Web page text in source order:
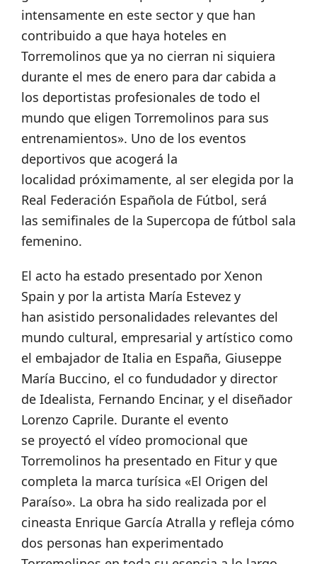
intensamente en este sector y que han
contribuido a que haya hoteles en
Torremolinos que ya no cierran ni siquiera
durante el mes de enero para dar cabida a
los deportistas profesionales de todo el
mundo que eligen Torremolinos para sus
entrenamientos». Uno de los eventos
deportivos que acogerá la
localidad próximamente, al ser elegida por la
Real Federación Española de Fútbol, será
las semifinales de la Supercopa de fútbol sala
femenino.
El acto ha estado presentado por Xenon
Spain y por la artista María Estevez y
han asistido personalidades relevantes del
mundo cultural, empresarial y artístico como
el embajador de Italia en España, Giuseppe
María Buccino, el co fundudador y director
de Idealista, Fernando Encinar, y el diseñador
Lorenzo Caprile. Durante el evento
se proyectó el vídeo promocional que
Torremolinos ha presentado en Fitur y que
completa la marca turísica «El Origen del
Paraíso». La obra ha sido realizada por el
cineasta Enrique García Atralla y refleja cómo
dos personas han experimentado